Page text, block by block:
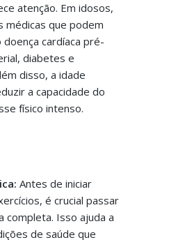
atenção. Em idosos,
médicas que podem
cardíaca pré-
diabetes e
disso, a idade
a capacidade do
físico intenso.
Antes de iniciar
é crucial passar
completa. Isso ajuda a
de saúde que